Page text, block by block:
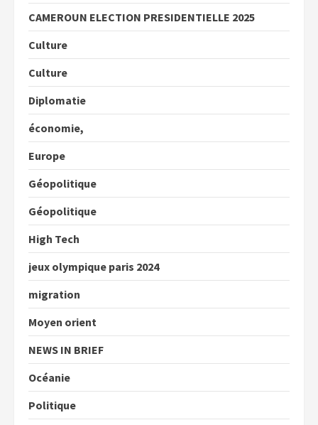
CAMEROUN ELECTION PRESIDENTIELLE 2025
Culture
Culture
Diplomatie
économie,
Europe
Géopolitique
Géopolitique
High Tech
jeux olympique paris 2024
migration
Moyen orient
NEWS IN BRIEF
Océanie
Politique